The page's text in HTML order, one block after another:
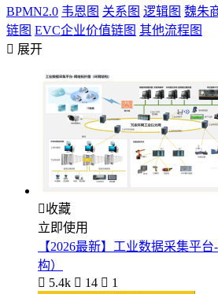
BPMN2.0 韦恩图 关系图 逻辑图 魏朱
链图 EVC企业价值链图 其他流程图
 展开
收藏
立即使用
【2026最新】工业数据采集平
构）
 5.4k  14  1